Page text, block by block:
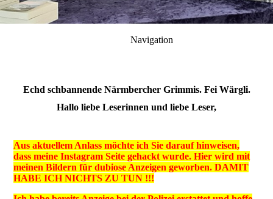
Navigation
Echd schbannende Närmbercher Grimmis. Fei Wärgli.
Hallo liebe Leserinnen und liebe Leser,
Aus aktuellem Anlass möchte ich Sie darauf hinweisen,
dass meine Instagram Seite gehackt wurde. Hier wird mit
meinen Bildern für dubiose Anzeigen geworben. DAMIT
HABE ICH NICHTS ZU TUN !!!